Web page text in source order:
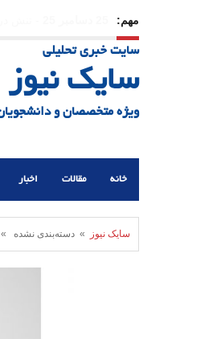
مهم:
21 دسامبر 25
سایت خبری تحلیلی
سایک نیوز
ویژه متخصصان و
خانه مقالات اخبار
سایک نیوز » دسته‌بندی نشده »